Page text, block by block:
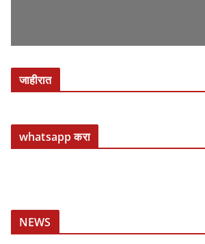
जाहीरात
whatsapp करा
NEWS